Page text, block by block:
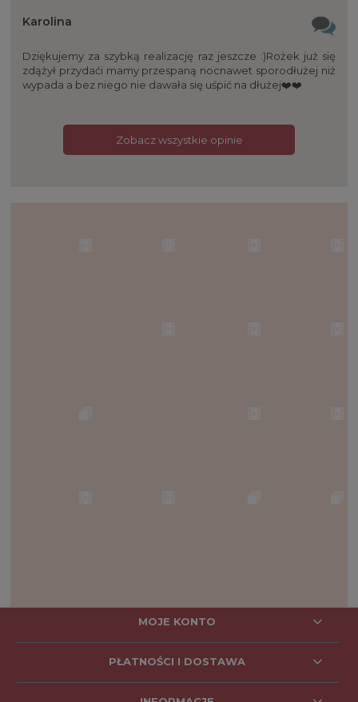
Karolina
Dziękujemy za szybką realizację raz jeszcze :)Rożek już się
zdążył przydaći mamy przespaną nocnawet sporodłużej niż
wypada a bez niego nie dawała się uśpić na dłużej❤️❤️
Zobacz wszystkie opinie
MOJE KONTO
PŁATNOŚCI I DOSTAWA